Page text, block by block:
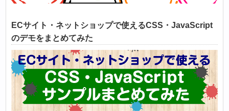
ECサイト・ネットショップで使えるCSS・JavaScript
のデモをまとめてみた